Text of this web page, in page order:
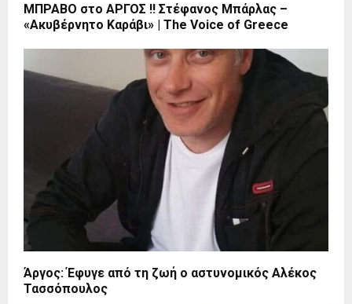
ΜΠΡΑΒΟ στο ΑΡΓΟΣ !! Στέφανος Μπάρλας –
«Ακυβέρνητο Καράβι» | The Voice of Greece
Άργος: Έφυγε από τη ζωή ο αστυνομικός Αλέκος
Τασσόπουλος